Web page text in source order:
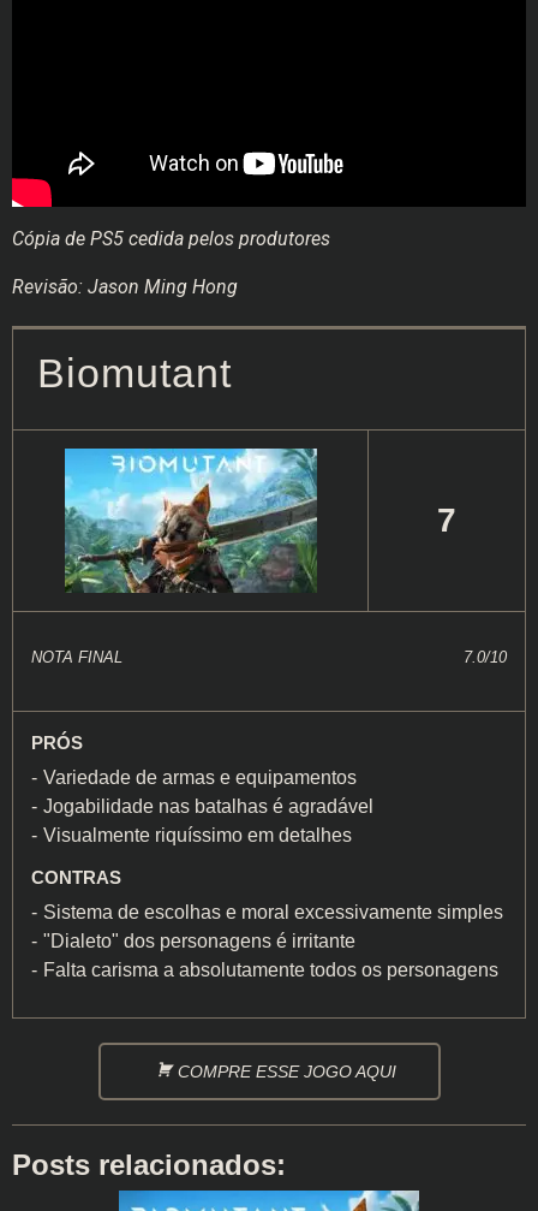
Cópia de PS5 cedida pelos produtores
Revisão: Jason Ming Hong
Biomutant
7
NOTA FINAL 7.0/10
PRÓS
Variedade de armas e equipamentos
Jogabilidade nas batalhas é agradável
Visualmente riquíssimo em detalhes
CONTRAS
Sistema de escolhas e moral excessivamente simples
"Dialeto" dos personagens é irritante
Falta carisma a absolutamente todos os personagens
COMPRE ESSE JOGO AQUI
Posts relacionados: